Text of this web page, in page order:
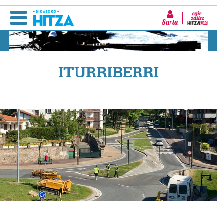
Sartu
ITURRIBERRI